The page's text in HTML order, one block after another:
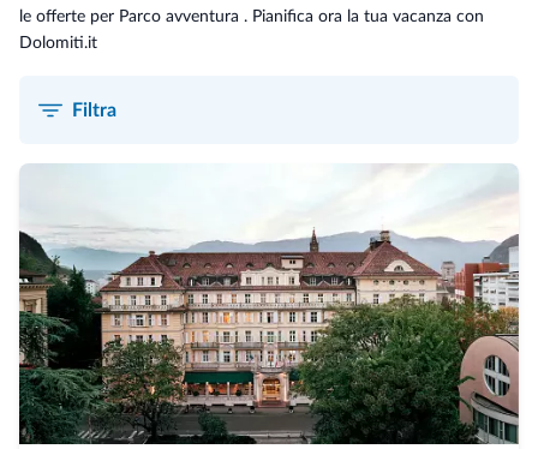
le offerte per Parco avventura . Pianifica ora la tua vacanza con
Dolomiti.it
Filtra